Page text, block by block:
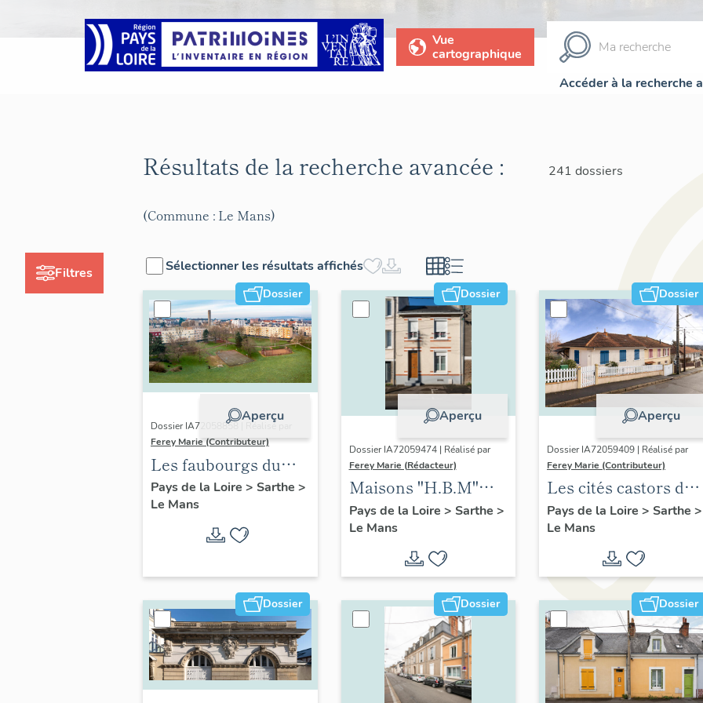
Vue
cartographique
Accéder à la recherche
Filtres
Résultats de la recherche avancée : 241 dossiers
(Commune : Le Mans)
Sélectionner les résultats affichés
Dossier
Aperçu
Dossier IA72058858 | Réalisé par
Ferey Marie (Contributeur)
Les faubourgs du
Mans : présentation
de l'opération
d'inventaire
Pays de la Loire > Sarthe >
Le Mans
Dossier
Aperçu
Dossier IA72059474 | Réalisé par
Ferey Marie (Rédacteur)
Maisons "H.B.M"
modèle Levesque
Pays de la Loire > Sarthe >
Le Mans
Dossier
Aperçu
Dossier IA72059409 | Réalisé par
Ferey Marie (Contributeur)
Les cités castors du
Mans
Pays de la Loire > Sarthe >
Le Mans
Dossier Dossier Dossier